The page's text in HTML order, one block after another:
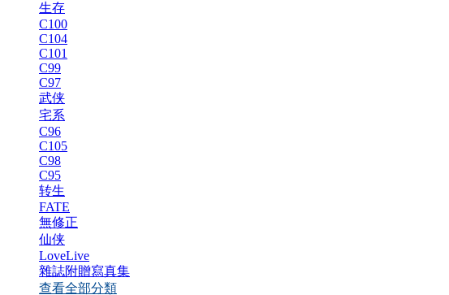
生存
C100
C104
C101
C99
C97
武侠
宅系
C96
C105
C98
C95
转生
FATE
無修正
仙侠
LoveLive
雜誌附贈寫真集
查看全部分類